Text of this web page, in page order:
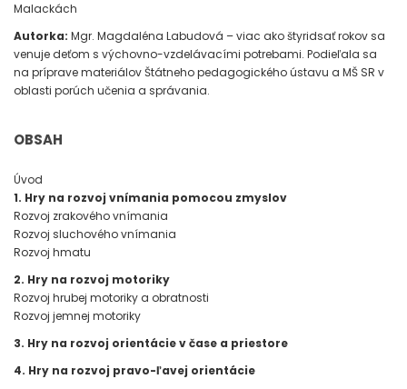
Malackách
Autorka: Mgr. Magdaléna Labudová – viac ako štyridsať rokov sa
venuje deťom s výchovno-vzdelávacími potrebami. Podieľala sa
na príprave materiálov Štátneho pedagogického ústavu a MŠ SR v
oblasti porúch učenia a správania.
OBSAH
Úvod
1. Hry na rozvoj vnímania pomocou zmyslov
Rozvoj zrakového vnímania
Rozvoj sluchového vnímania
Rozvoj hmatu
2. Hry na rozvoj motoriky
Rozvoj hrubej motoriky a obratnosti
Rozvoj jemnej motoriky
3. Hry na rozvoj orientácie v čase a priestore
4. Hry na rozvoj pravo-ľavej orientácie